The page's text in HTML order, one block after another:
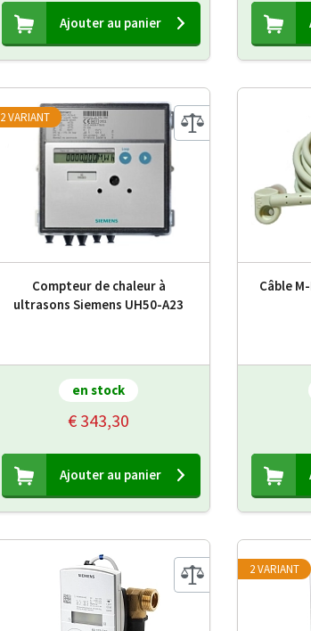
Ajouter au panier
Compteur de chaleur à
ultrasons Siemens UH50-A23
en stock
€ 343,30
Ajouter au panier
2 VARIANT
Câble
2 VARIANT